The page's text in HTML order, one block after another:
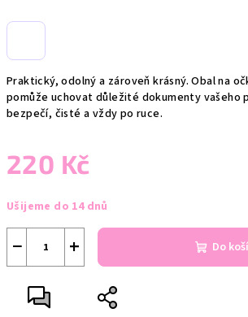
Praktický, odolný a zároveň krásný. Obal na
pomůže uchovat důležité dokumenty vašeho
bezpečí, čisté a vždy po ruce.
220 Kč
cena:
Ušijeme do 14 dnů
+
− Do